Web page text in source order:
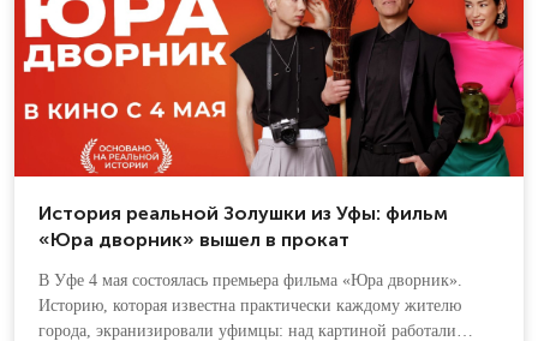
История реальной Золушки из Уфы: фильм
«Юра дворник» вышел в прокат
В Уфе 4 мая состоялась премьера фильма «Юра дворник».
Историю, которая известна практически каждому жителю
города, экранизировали уфимцы: над картиной работали